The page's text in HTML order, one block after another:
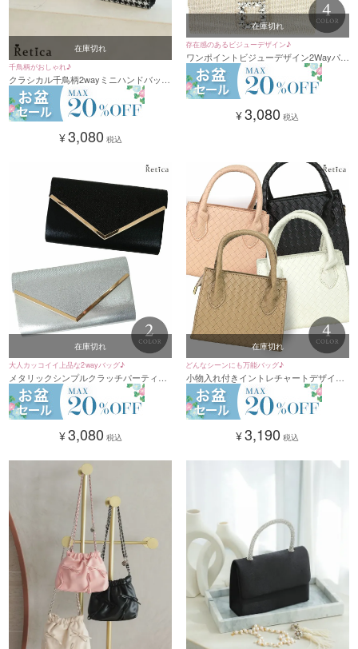
在庫切れ
千鳥柄がおしゃれ♪
クラシカル千鳥柄2wayミニハンドバッグ
(ブラック/オフホワイト)
¥3,080 税込
在庫切れ
存在感のあるビジューデザイン♪
ワンポイントビジューデザイン2Wayパー
ティーバッグ (ベージュ/シルバー/ブラッ
ク)
¥3,080 税込
在庫切れ
大人カッコイイ上品な2wayバッグ♪
メタリックシンプルクラッチパーティー
バッグ(シルバー/ブラック)
¥3,080 税込
在庫切れ
どんなシーンにも万能バッグ♪
小物入れ付きイントレチャートデザイン
2Wayパーティーバッグ(ホワイト/ピンク/
ライトブラウン/ブラック)
¥3,190 税込